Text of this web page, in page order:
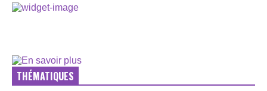
THÉMATIQUES